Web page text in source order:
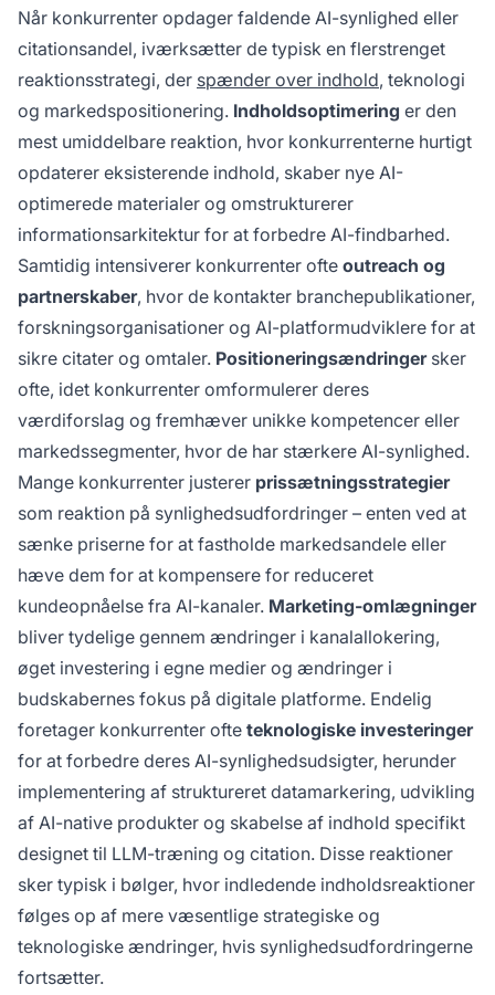
Når konkurrenter opdager faldende AI-synlighed eller
citationsandel, iværksætter de typisk en flerstrenget
reaktionsstrategi, der spænder over indhold, teknologi
og markedspositionering. Indholdsoptimering er den
mest umiddelbare reaktion, hvor konkurrenterne hurtigt
opdaterer eksisterende indhold, skaber nye AI-
optimerede materialer og omstrukturerer
informationsarkitektur for at forbedre AI-findbarhed.
Samtidig intensiverer konkurrenter ofte outreach og
partnerskaber, hvor de kontakter branchepublikationer,
forskningsorganisationer og AI-platformudviklere for at
sikre citater og omtaler. Positioneringsændringersker
ofte, idet konkurrenter omformulerer deres
værdiforslag og fremhæver unikke kompetencer eller
markedssegmenter, hvor de har stærkere AI-synlighed.
Mange konkurrenter justerer prissætningsstrategier
som reaktion på synlighedsudfordringer – enten ved at
sænke priserne for at fastholde markedsandele eller
hæve dem for at kompensere for reduceret
kundeopnåelse fra AI-kanaler. Marketing-omlægninger
bliver tydelige gennem ændringer i kanalallokering,
øget investering i egne medier og ændringer i
budskabernes fokus på digitale platforme. Endelig
foretager konkurrenter ofte teknologiske investeringer
for at forbedre deres AI-synlighedsudsigter, herunder
implementering af struktureret datamarkering, udvikling
af AI-native produkter og skabelse af indhold specifikt
designet til LLM-træning og citation. Disse reaktioner
sker typisk i bølger, hvor indledende indholdsreaktioner
følges op af mere væsentlige strategiske og
teknologiske ændringer, hvis synlighedsudfordringerne
fortsætter.